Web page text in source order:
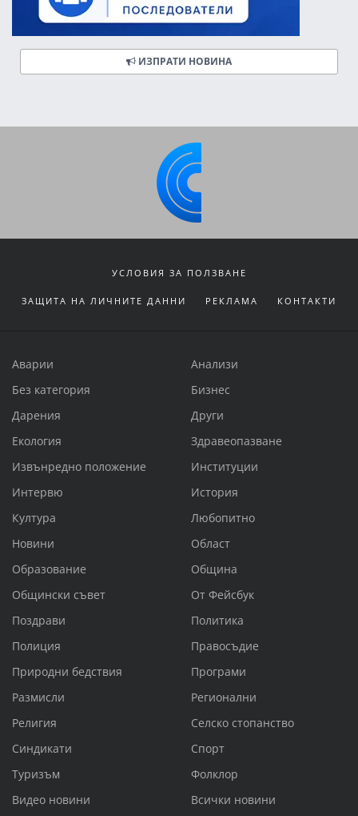
ИЗПРАТИ НОВИНА
УСЛОВИЯ ЗА ПОЛЗВАНЕ
ЗАЩИТА НА ЛИЧНИТЕ ДАННИ РЕКЛАМА КОНТАКТИ
Аварии
Анализи
Без категория
Бизнес
Дарения
Други
Екология
Здравеопазване
Извънредно положение
Институции
Интервю
История
Култура
Любопитно
Новини
Област
Образование
Община
Общински съвет
От Фейсбук
Поздрави
Политика
Полиция
Правосъдие
Природни бедствия
Програми
Размисли
Регионални
Религия
Селско стопанство
Синдикати
Спорт
Туризъм
Фолклор
Видео новини
Всички новини